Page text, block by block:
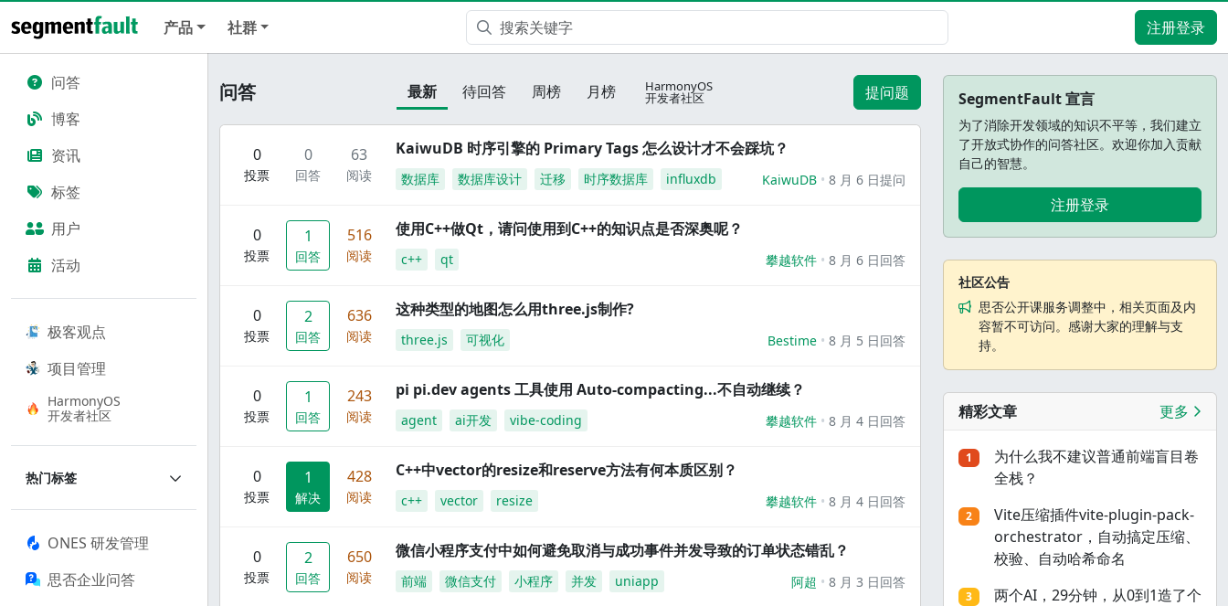
产品 社群 注册登录
问答
博客
资讯
标签
用户
活动
极客观点
项目管理
HarmonyOS
开发者社区
热门标签
ONES 研发管理
思否企业问答
问答 最新 待回答 周榜 月榜 HarmonyOS
开发者社区 提问题
0
投票
0
回答
63
阅读
KaiwuDB 时序引擎的 Primary Tags 怎么设计才不会踩坑？
数据库 数据库设计 迁移 时序数据库 influxdb KaiwuDB 8 月 6 日提问
0
投票
1
回答
516
阅读
使用C++做Qt，请问使用到C++的知识点是否深奥呢？
c++ qt 攀越软件 8 月 6 日回答
0
投票
2
回答
636
阅读
这种类型的地图怎么用three.js制作?
three.js 可视化 Bestime 8 月 5 日回答
0
投票
1
回答
243
阅读
pi pi.dev agents 工具使用 Auto-compacting...不自动继续？
agent ai开发 vibe-coding 攀越软件 8 月 4 日回答
0
投票
1
解决
428
阅读
C++中vector的resize和reserve方法有何本质区别？
c++ vector resize 攀越软件 8 月 4 日回答
0
投票
2
回答
650
阅读
微信小程序支付中如何避免取消与成功事件并发导致的订单状态错乱？
前端 微信支付 小程序 并发 uniapp 阿超 8 月 3 日回答
SegmentFault 宣言
为了消除开发领域的知识不平等，我们建立
了开放式协作的问答社区。欢迎你加入贡献
自己的智慧。
注册登录
社区公告
思否公开课服务调整中，相关页面及内
容暂不可访问。感谢大家的理解与支
持。
精彩文章 更多
1
为什么我不建议普通前端盲目卷
全栈？
2
Vite压缩插件vite-plugin-pack-
orchestrator，自动搞定压缩、
校验、自动哈希命名
3
两个AI，29分钟，从0到1造了个